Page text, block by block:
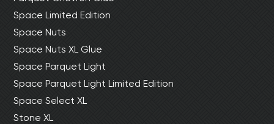
Space Limited Edition
Space Nuts
Space Nuts XL Glue
Space Parquet Light
Space Parquet Light Limited Edition
Space Select XL
Stone XL